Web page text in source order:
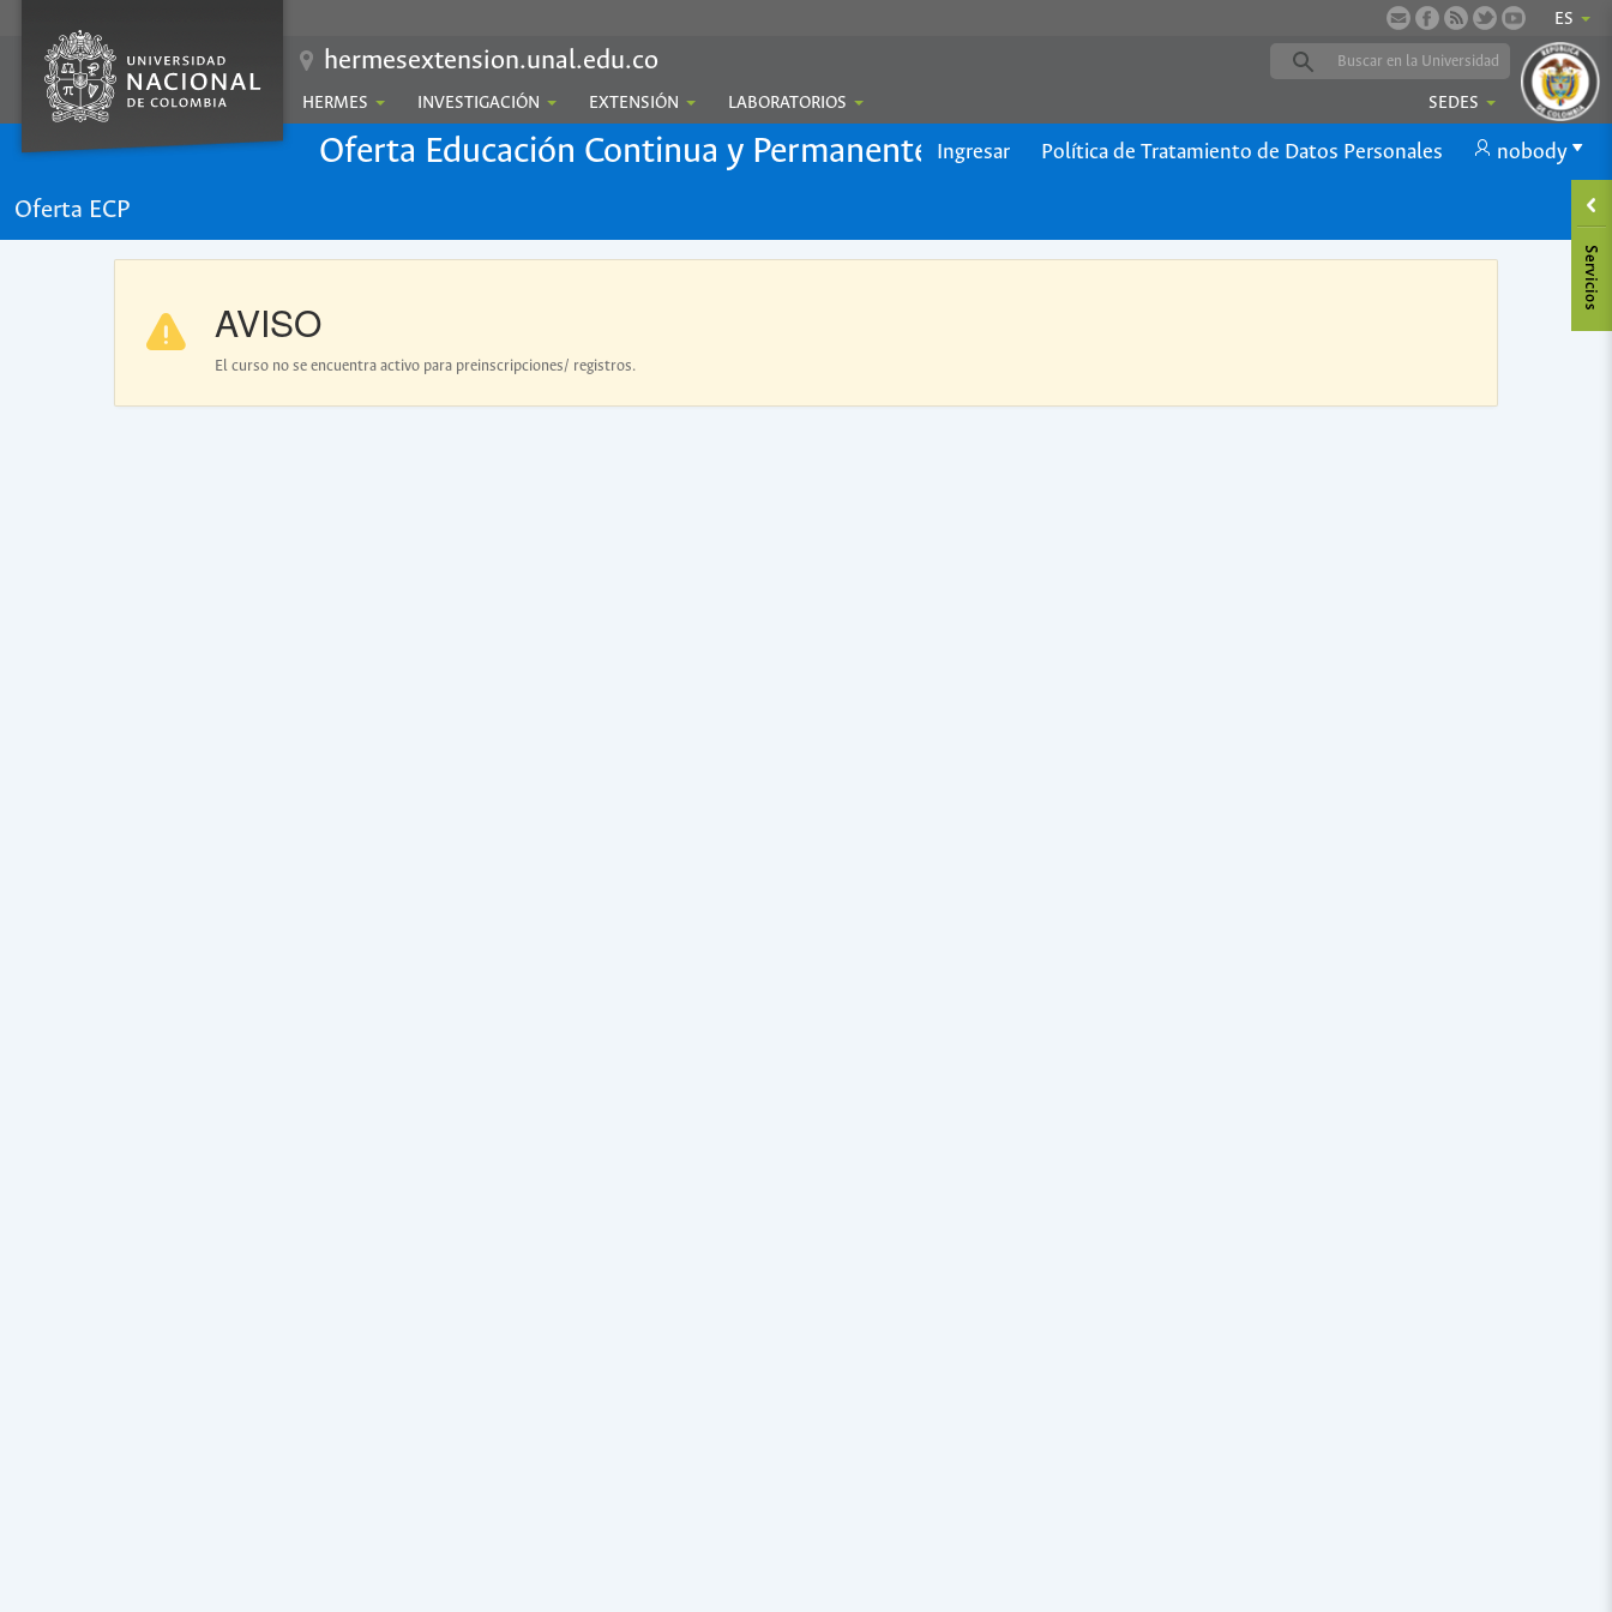
ES
hermesextension.unal.edu.co
HERMES INVESTIGACIÓN EXTENSIÓN LABORATORIOS SEDES
Oferta Educación Continua y Permanente Ingresar Política de Tratamiento de Datos Personales nobody
Oferta ECP
AVISO
El curso no se encuentra activo para preinscripciones/ registros.